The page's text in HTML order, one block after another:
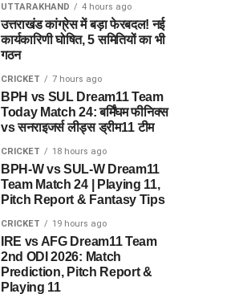
UTTARAKHAND 4 hours ago
उत्तराखंड कांग्रेस में बड़ा फेरबदल! नई
कार्यकारिणी घोषित, 5 समितियों का भी
गठन
CRICKET 7 hours ago
BPH vs SUL Dream11 Team
Today Match 24: बर्मिंघम फीनिक्स
vs सनराइजर्स लीड्स ड्रीम11 टीम
CRICKET 18 hours ago
BPH-W vs SUL-W Dream11
Team Match 24 | Playing 11,
Pitch Report & Fantasy Tips
CRICKET 19 hours ago
IRE vs AFG Dream11 Team
2nd ODI 2026: Match
Prediction, Pitch Report &
Playing 11